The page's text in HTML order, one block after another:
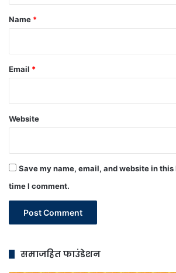
*
Name *
Email *
Website
Save my name, email, and website in
time I comment.
समाजहित फाउंडेशन